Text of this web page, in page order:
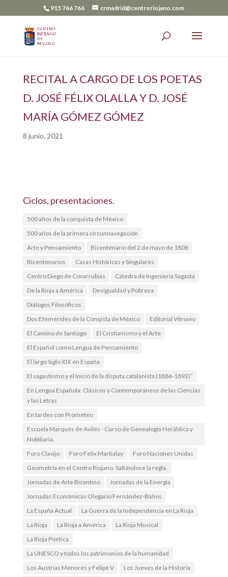
915 766 766 crmadrid@centroriojano.com
RECITAL A CARGO DE LOS POETAS
D. JOSÉ FÉLIX OLALLA Y D. JOSÉ
MARÍA GÓMEZ GÓMEZ
8 junio, 2021
Ciclos, presentaciones.
500 años de la conquista de México
500 años de la primera circunnavegación
Arte y Pensamiento
Bicentenario del 2 de mayo de 1808
Bicentenarios
Casas Históricas y Singulares
Centro Diego de Covarrubias
Cátedra de Ingeniería Sagasta
De la Rioja a América
Desigualdad y Pobreza
Diálogos Filosóficos
Dos Efemérides de la Conqista de México
Editorial Vitruvio
El Camino de Santiago
El Cristianismo y el Arte
El Español como Lengua de Pensamiento
El largo Siglo XIX en España
El sagastismo y el Inicio de la disputa catalanista (1886-1892)”
En Lengua Española: Clásicos y Contemporáneos de las Ciencias
y las Letras
En tardes con Prometeo
Escuela Marqués de Avilés - Curso de Genealogía Heráldica y
Nobiliaria.
Foro Clavijo
Foro Felix Martialay
Foro Naciones Unidas
Geometría en el Centro Riojano. Saltándose la regla.
Jornadas de Arte Bizantino
Jornadas de la Energía
Jornadas Económicas Olegario Fernández-Baños
La España Actual
La Guerra de la Independencia en La Rioja
La Rioja
La Rioja a América
La Rioja Musical
La Rioja Poética
La UNESCO y todos los patrimonios de la humanidad
Los Austrias Menores y Felipe V
Los Jueves de la Historia